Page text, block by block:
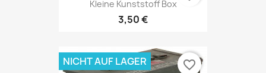
Kleine Kunststoff Box
3,50 €
NICHT AUF LAGER favorite_border